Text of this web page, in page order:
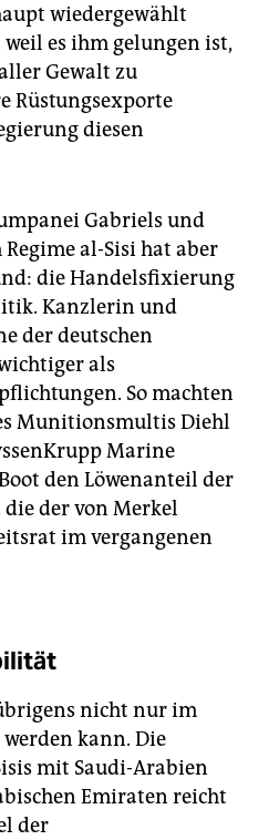
wiedergewählt
es ihm gelungen ist,
Gewalt zu
Rüstungsexporte
diesen
Gabriels und
al-Sisi hat aber
die Handelsfixierung
Kanzlerin und
der deutschen
als
So machten
Munitionsmultis Diehl
Marine
den Löwenanteil der
der von Merkel
im vergangenen
nicht nur im
kann. Die
mit Saudi-Arabien
Emiraten reicht
der